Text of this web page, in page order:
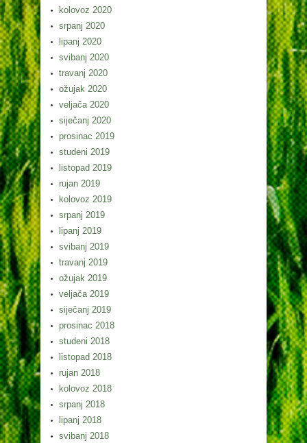
kolovoz 2020
srpanj 2020
lipanj 2020
svibanj 2020
travanj 2020
ožujak 2020
veljača 2020
siječanj 2020
prosinac 2019
studeni 2019
listopad 2019
rujan 2019
kolovoz 2019
srpanj 2019
lipanj 2019
svibanj 2019
travanj 2019
ožujak 2019
veljača 2019
siječanj 2019
prosinac 2018
studeni 2018
listopad 2018
rujan 2018
kolovoz 2018
srpanj 2018
lipanj 2018
svibanj 2018